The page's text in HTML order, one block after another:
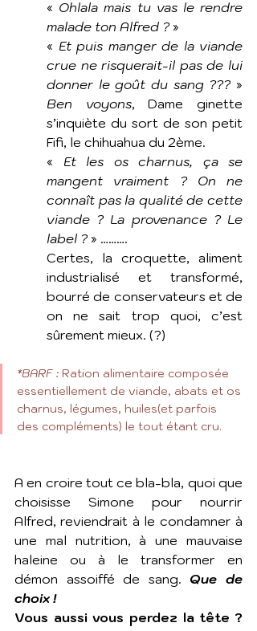
« Ohlala mais tu vas le rendre
malade ton Alfred ? »
« Et puis manger de la viande
crue ne risquerait-il pas de lui
donner le goût du sang ???
Ben voyons, Dame ginette
s’inquiète du sort de son petit
Fifi, le chihuahua du 2ème.
« Et les os charnus, ça se
mangent vraiment ? On ne
connaît pas la qualité de cette
viande ? La provenance ? Le
label ? » ……….
Certes, la croquette, aliment
industrialisé et transformé,
bourré de conservateurs et de
on ne sait trop quoi, c’est
sûrement mieux. (?)
*BARF : Ration alimentaire composée
essentiellement de viande, abats et os
charnus, légumes, huiles(et parfois
des compléments) le tout étant cru.
A en croire tout ce bla-bla, quoi que
choisisse Simone pour nourrir
Alfred, reviendrait à le condamner à
une mal nutrition, à une mauvaise
haleine ou à le transformer en
démon assoiffé de sang. Que de
choix !
Vous aussi vous perdez la tête ?